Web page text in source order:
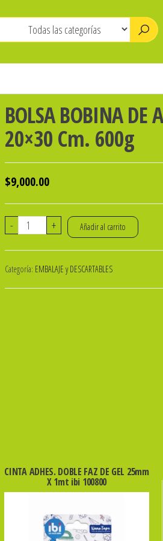
BOLSA BOBINA DE
20×30 Cm. 600g
$9,000.00
-
BOLSA
ARRANQUE
PREMIUM
+ Añadir al carrito
Categoría: EMBALAJE y DESCARTABLES
CINTA ADHES. DOBLE FAZ DE GEL 25mm
X 1mt ibi 100800